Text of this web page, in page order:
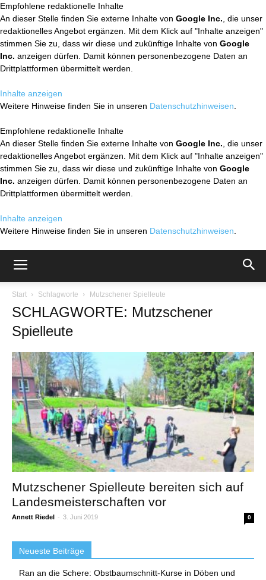
Empfohlene redaktionelle Inhalte
An dieser Stelle finden Sie externe Inhalte von Google Inc. , die unser
redaktionelles Angebot ergänzen. Mit dem Klick auf "Inhalte anzeigen"
stimmen Sie zu, dass wir diese und zukünftige Inhalte von Google
Inc. anzeigen dürfen. Damit können personenbezogene Daten an
Drittplattformen übermittelt werden.
Inhalte anzeigen
Weitere Hinweise finden Sie in unseren Datenschutzhinweisen
Empfohlene redaktionelle Inhalte
An dieser Stelle finden Sie externe Inhalte von Google Inc. , die unser
redaktionelles Angebot ergänzen. Mit dem Klick auf "Inhalte anzeigen"
stimmen Sie zu, dass wir diese und zukünftige Inhalte von Google
Inc. anzeigen dürfen. Damit können personenbezogene Daten an
Drittplattformen übermittelt werden.
Inhalte anzeigen
Weitere Hinweise finden Sie in unseren Datenschutzhinweisen
Start Schlagworte Mutzschener Spielleute
SCHLAGWORTE: Mutzschener
Spielleute
Mutzschener Spielleute bereiten sich auf
Landesmeisterschaften vor
Annett Riedel - 3. Juni 2019 0
Neueste Beiträge
Ran an die Schere: Obstbaumschnitt-Kurse in Döben und